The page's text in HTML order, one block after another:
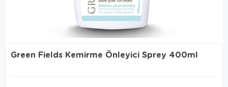
Green Fields Kemirme Önleyici Sprey 400ml